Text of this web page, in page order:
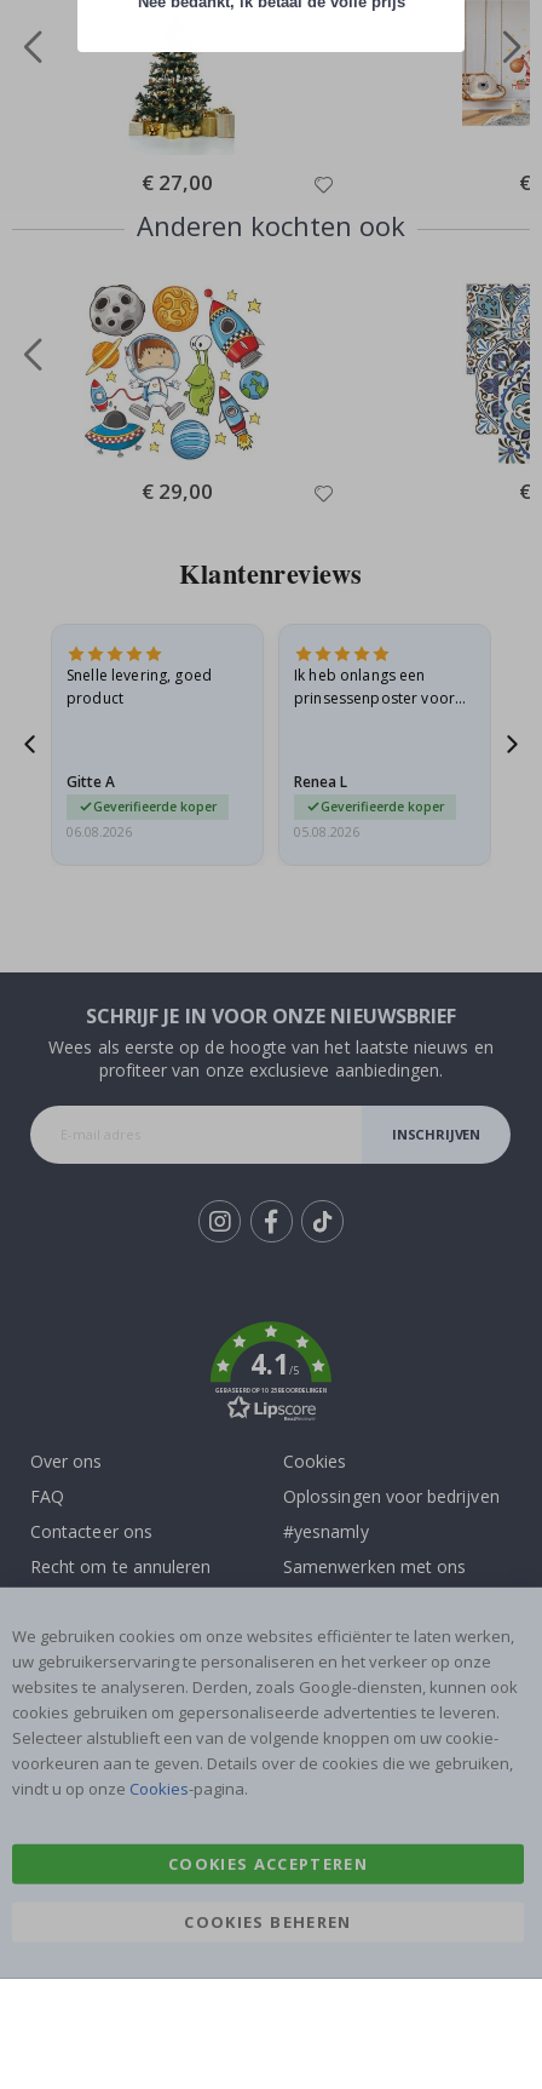
Special
Price
€ 27,00 €
Anderen kochten ook
Special
Price
€ 29,00 €
Klantenreviews
Snelle levering, goed
product
Gitte A
Geverifieerde koper
06.08.2026
Ik heb onlangs een
prinsessenposter voor
licht…
Renea L
Geverifieerde koper
05.08.2026
SCHRIJF JE IN VOOR ONZE NIEUWSBRIEF
Wees als eerste op de hoogte van het laatste nieuws en
profiteer van onze exclusieve aanbiedingen.
INSCHRIJVEN
4.1/5
GEBASEERD OP 1025 BEOORDELINGEN
Over ons
FAQ
Contacteer ons
Recht om te annuleren
Inspiratie
Cookies
Oplossingen voor bedrijven
#yesnamly
Samenwerken met ons
Beoordelingen
Populaire Categorieën
Naamstickers
Muurstickers
Tegelstickers
Posters
We gebruiken cookies om onze websites efficiënter te laten werken,
uw gebruikerservaring te personaliseren en het verkeer op onze
websites te analyseren. Derden, zoals Google-diensten, kunnen ook
cookies gebruiken om gepersonaliseerde advertenties te leveren.
Selecteer alstublieft een van de volgende knoppen om uw cookie-
voorkeuren aan te geven. Details over de cookies die we gebruiken,
vindt u op onze Cookies-pagina.
COOKIES ACCEPTEREN
COOKIES BEHEREN